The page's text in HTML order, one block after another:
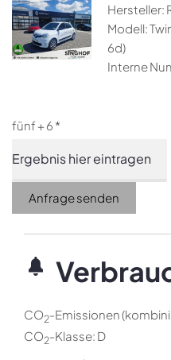
Hersteller:
Modell:
6d)
Interne
fünf + 6 *
Anfrage senden
CO2-Emissionen
CO2-Klasse: D